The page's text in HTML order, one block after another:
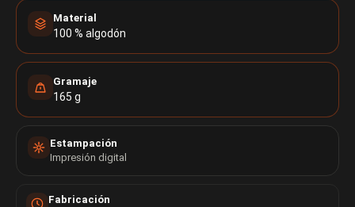
Material
100 % algodón
Gramaje
165 g
Estampación
Impresión digital
Fabricación